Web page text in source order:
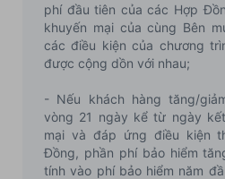
phí đầu tiên của các Hợp
khuyến mại của cùng Bên
các điều kiện của chương
được cộng dồn với nhau;
- Nếu khách hàng tăng/
vòng 21 ngày kể từ ngày
mại và đáp ứng điều kiện
Đồng, phần phí bảo hiểm
tính vào phí bảo hiểm năm